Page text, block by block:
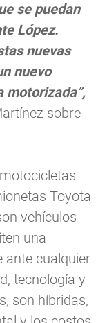
se puedan
López.
nuevas
nuevo
motorizada”,
sobre
Toyota
vehículos
una
ante cualquier
tecnología y
son híbridas,